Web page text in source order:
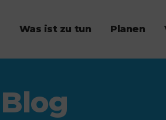
Was ist zu tun Planen
Blog